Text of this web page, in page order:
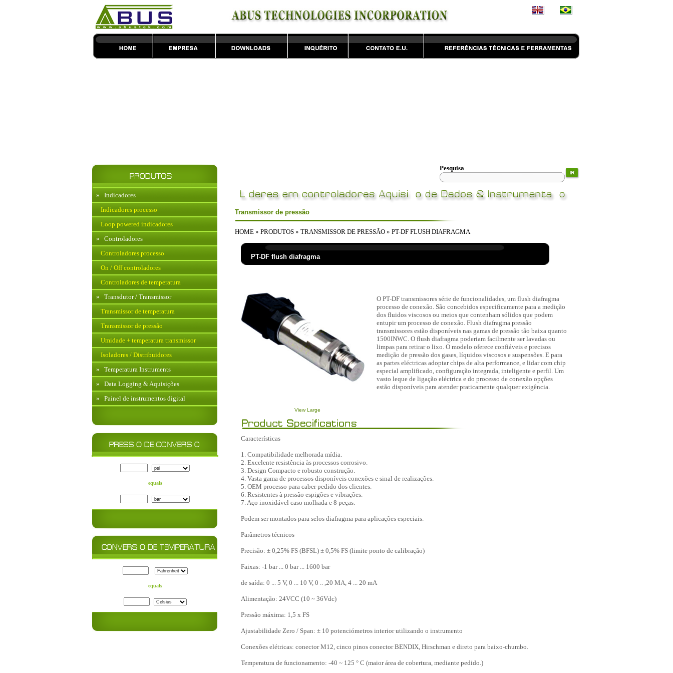
» Indicadores
Indicadores processo
Loop powered indicadores
» Controladores
Controladores processo
On / Off controladores
Controladores de temperatura
» Transdutor / Transmissor
Transmissor de temperatura
Transmissor de pressão
Umidade + temperatura transmissor
Isoladores / Distribuidores
» Temperatura Instruments
» Data Logging & Aquisições
» Painel de instrumentos digital
equals
equals
Pesquisa
Transmissor de pressão
HOME» PRODUTOS» TRANSMISSOR DE PRESSÃO» PT-DF FLUSH DIAFRAGMA
PT-DF flush diafragma
View Large
O PT-DF transmissores série de funcionalidades, um flush diafragma
processo de conexão. São concebidos especificamente para a medição
dos fluidos viscosos ou meios que contenham sólidos que podem
entupir um processo de conexão. Flush diafragma pressão
transmissores estão disponíveis nas gamas de pressão tão baixa quanto
1500INWC. O flush diafragma poderiam facilmente ser lavadas ou
limpas para retirar o lixo. O modelo oferece confiáveis e precisos
medição de pressão dos gases, líquidos viscosos e suspensões. E para
as partes eléctricas adoptar chips de alta performance, e lidar com chip
especial amplificado, configuração integrada, inteligente e perfil. Um
vasto leque de ligação eléctrica e do processo de conexão opções
estão disponíveis para atender praticamente qualquer exigência.
Características
1. Compatibilidade melhorada mídia.
2. Excelente resistência às processos corrosivo.
3. Design Compacto e robusto construção.
4. Vasta gama de processos disponíveis conexões e sinal de realizações.
5. OEM processo para caber pedido dos clientes.
6. Resistentes à pressão espigões e vibrações.
7. Aço inoxidável caso molhada e 8 peças.
Podem ser montados para selos diafragma para aplicações especiais.
Parâmetros técnicos
Precisão: ± 0,25% FS (BFSL) ± 0,5% FS (limite ponto de calibração)
Faixas: -1 bar ... 0 bar ... 1600 bar
de saída: 0 ... 5 V, 0 ... 10 V, 0 .. ,20 MA, 4 ... 20 mA
Alimentação: 24VCC (10 ~ 36Vdc)
Pressão máxima: 1,5 x FS
Ajustabilidade Zero / Span: ± 10 potenciómetros interior utilizando o instrumento
Conexões elétricas: conector M12, cinco pinos conector BENDIX, Hirschman e direto para baixo-chumbo.
Temperatura de funcionamento: -40 ~ 125 ° C (maior área de cobertura, mediante pedido.)